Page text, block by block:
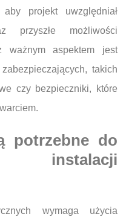
projekt uwzględniał
przyszłe możliwości
ważnym aspektem jest
takich
czy bezpieczniki, które
potrzebne do
instalacji
wymaga użycia